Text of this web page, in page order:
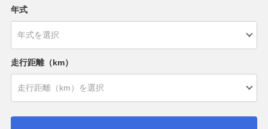
年式
走行距離（km）